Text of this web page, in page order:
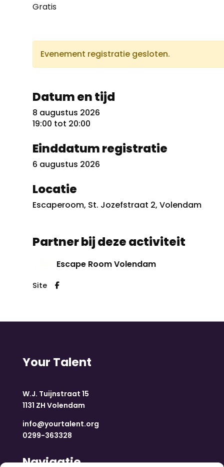
Gratis
Evenement registratie gesloten.
Datum en tijd
8 augustus 2026
19:00 tot 20:00
Einddatum registratie
6 augustus 2026
Locatie
Escaperoom, St. Jozefstraat 2, Volendam
Partner bij deze activiteit
Escape Room Volendam
Site
Your Talent
W.J. Tuijnstraat 15
1131 ZH Volendam
info@yourtalent.org
0299-363328
Navigatie